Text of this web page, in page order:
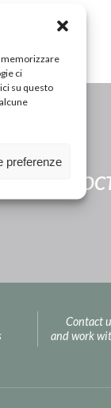
memorizzare
ci
su questo
preferenze
21 TO 25
Contact
and work